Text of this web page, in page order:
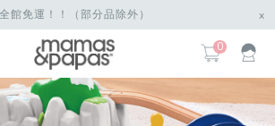
全館免運！！（部分品除外） x
0